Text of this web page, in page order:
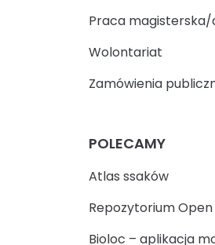
Praca
Wolontariat
Zamówienia
POLECAMY
Atlas ssaków
Repozytorium
Bioloc – aplikacja